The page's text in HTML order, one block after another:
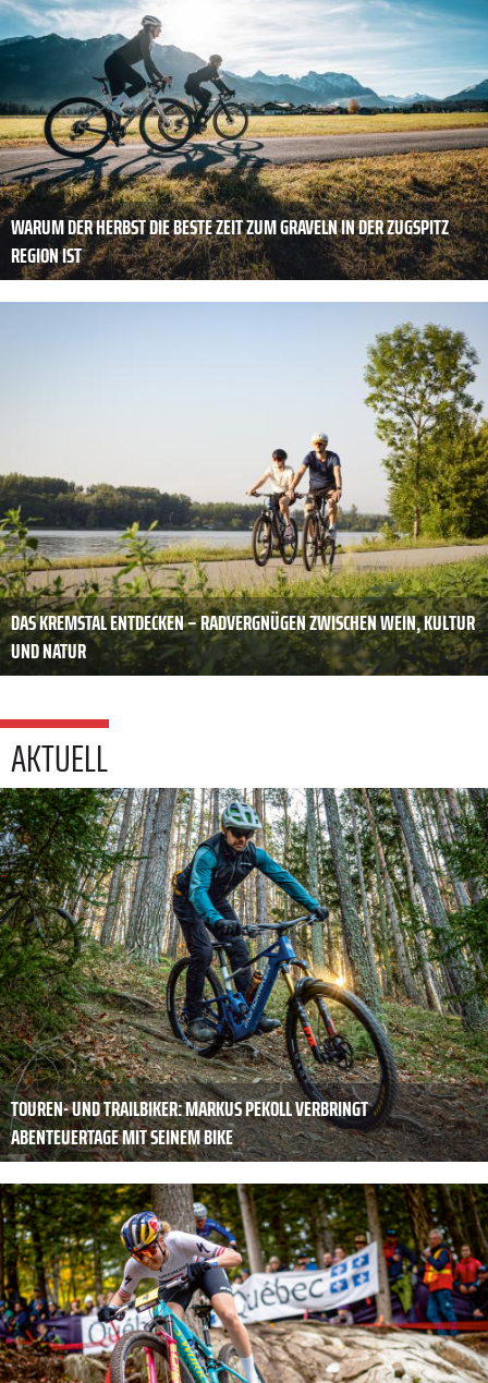
WARUM DER HERBST DIE BESTE ZEIT ZUM GRAVELN IN DER ZUGSPITZ
REGION IST
DAS KREMSTAL ENTDECKEN – RADVERGNÜGEN ZWISCHEN WEIN, KULTUR
UND NATUR
AKTUELL
TOUREN- UND TRAILBIKER: MARKUS PEKOLL VERBRINGT
ABENTEUERTAGE MIT SEINEM BIKE